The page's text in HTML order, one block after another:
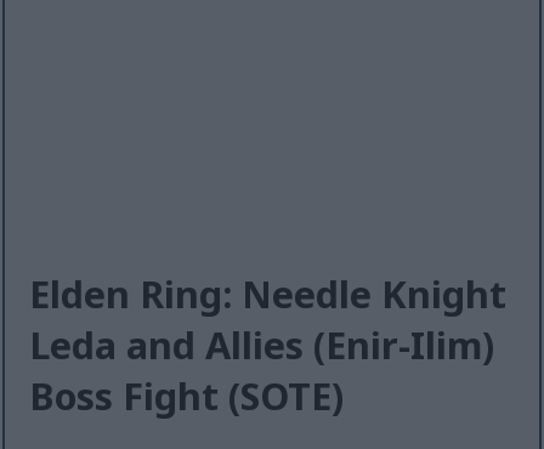
Elden Ring: Needle Knight
Leda and Allies (Enir-Ilim)
Boss Fight (SOTE)